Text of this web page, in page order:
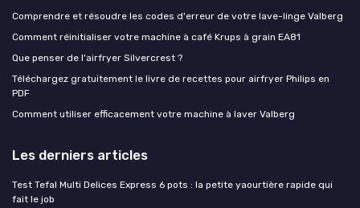
Comprendre et résoudre les codes d'erreur de votre lave-linge Valberg
Comment réinitialiser votre machine à café Krups à grain EA81
Que penser de l'airfryer Silvercrest ?
Téléchargez gratuitement le livre de recettes pour airfryer Philips en
PDF
Comment utiliser efficacement votre machine à laver Valberg
Les derniers articles
Test Tefal Multi Delices Express 6 pots : la petite yaourtière rapide qui
fait le job